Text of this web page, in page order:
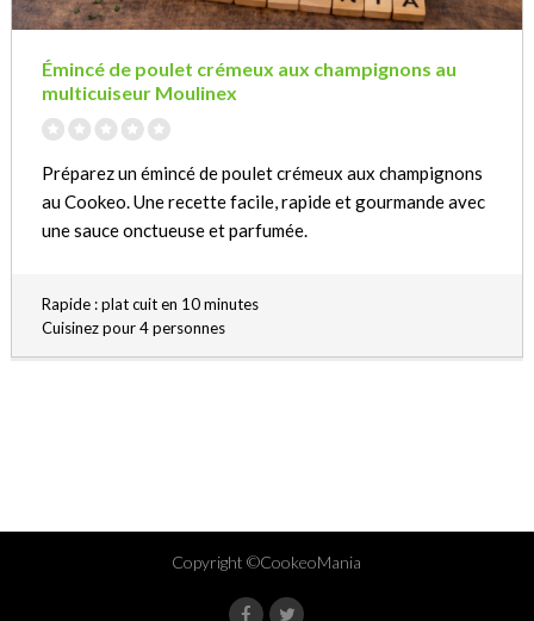
Émincé de poulet crémeux aux champignons au
multicuiseur Moulinex
Préparez un émincé de poulet crémeux aux champignons
au Cookeo. Une recette facile, rapide et gourmande avec
une sauce onctueuse et parfumée.
Rapide : plat cuit en 10 minutes
Cuisinez pour 4 personnes
Copyright ©CookeoMania